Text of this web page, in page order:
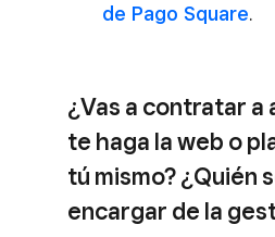
de Pago Square.
¿Vas a contratar a
te haga la web o
tú mismo? ¿Quién
encargar de la